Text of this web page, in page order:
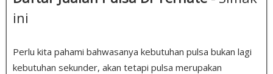
ini
Perlu kita pahami bahwasanya kebutuhan pulsa bukan lagi
kebutuhan sekunder, akan tetapi pulsa merupakan